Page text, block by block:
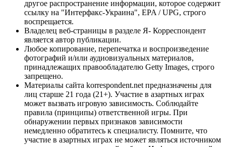
другое распространение информации, которое содержит
ссылку на "Интерфакс-Украина", EPA / UPG, строго
воспрещается.
Владелец веб-страницы в разделе Я- Корреспондент
является автор публикации.
Любое копирование, перепечатка и воспроизведение
фотографий и/или аудиовизуальных материалов,
принадлежащих правообладателю Getty Images, строго
запрещено.
Материалы сайта korrespondent.net предназначены для
лиц старше 21 года (21+). Участие в азартных играх
может вызвать игровую зависимость. Соблюдайте
правила (принципы) ответственной игры. При
обнаружении первых признаков зависимости
немедленно обратитесь к специалисту. Помните, что
участие в азартных играх не может являться источником